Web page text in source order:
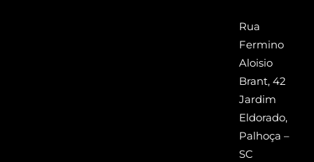
Rua
Fermino
Aloisio
Brant, 42
Jardim
Eldorado,
Palhoça –
SC